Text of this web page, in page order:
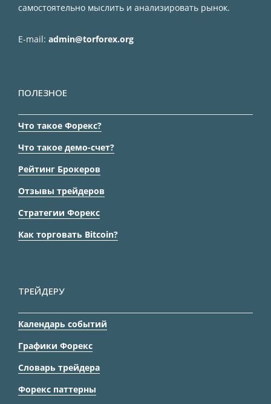
самостоятельно мыслить и анализировать рынок.
E-mail: admin@torforex.org
ПОЛЕЗНОЕ
Что такое Форекс?
Что такое демо-счет?
Рейтинг Брокеров
Отзывы трейдеров
Стратегии Форекс
Как торговать Bitcoin?
ТРЕЙДЕРУ
Календарь событий
Графики Форекс
Словарь трейдера
Форекс паттерны